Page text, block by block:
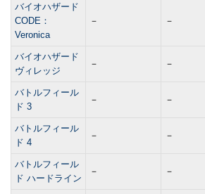
バイオハザード
CODE：
Veronica
－ －
バイオハザード
ヴィレッジ
－ －
バトルフィール
ド 3
－ －
バトルフィール
ド 4
－ －
バトルフィール
ド ハードライン
－ －